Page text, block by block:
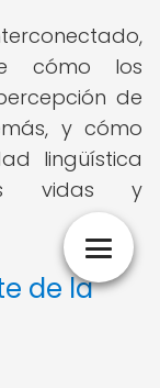
cómo los
de
y cómo
lingüística
vidas y
de la